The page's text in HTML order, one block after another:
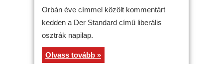
Orbán éve címmel közölt kommentárt
kedden a Der Standard című liberális
osztrák napilap.
Olvass tovább »